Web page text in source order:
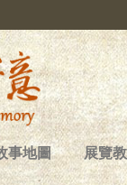
事地圖 展覽